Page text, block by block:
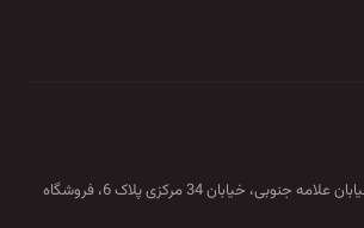
تهران، سعادت آباد، خیابان علامه جنوبی، خیابان 34 مرکزی پلاک 6، فروشگاه